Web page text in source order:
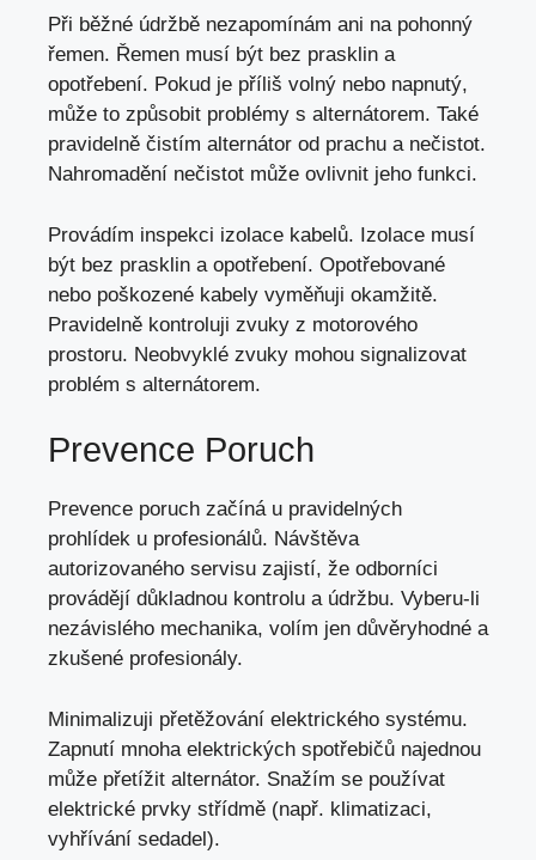
Při běžné údržbě nezapomínám ani na pohonný
řemen. Řemen musí být bez prasklin a
opotřebení. Pokud je příliš volný nebo napnutý,
může to způsobit problémy s alternátorem. Také
pravidelně čistím alternátor od prachu a nečistot.
Nahromadění nečistot může ovlivnit jeho funkci.
Provádím inspekci izolace kabelů. Izolace musí
být bez prasklin a opotřebení. Opotřebované
nebo poškozené kabely vyměňuji okamžitě.
Pravidelně kontroluji zvuky z motorového
prostoru. Neobvyklé zvuky mohou signalizovat
problém s alternátorem.
Prevence Poruch
Prevence poruch začíná u pravidelných
prohlídek u profesionálů. Návštěva
autorizovaného servisu zajistí, že odborníci
provádějí důkladnou kontrolu a údržbu. Vyberu-li
nezávislého mechanika, volím jen důvěryhodné a
zkušené profesionály.
Minimalizuji přetěžování elektrického systému.
Zapnutí mnoha elektrických spotřebičů najednou
může přetížit alternátor. Snažím se používat
elektrické prvky střídmě (např. klimatizaci,
vyhřívání sedadel).